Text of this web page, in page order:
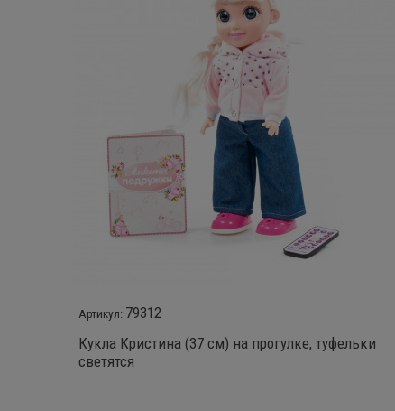
79312
Кукла Кристина (37 см) на прогулке, туфельки
светятся